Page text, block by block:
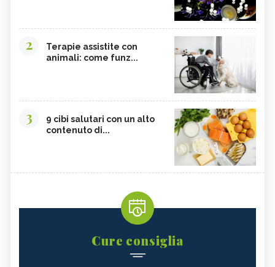
2
Terapie assistite con
animali: come funz...
3
9 cibi salutari con un alto
contenuto di...
Cure consiglia